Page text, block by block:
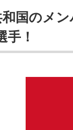
和国のメ
！